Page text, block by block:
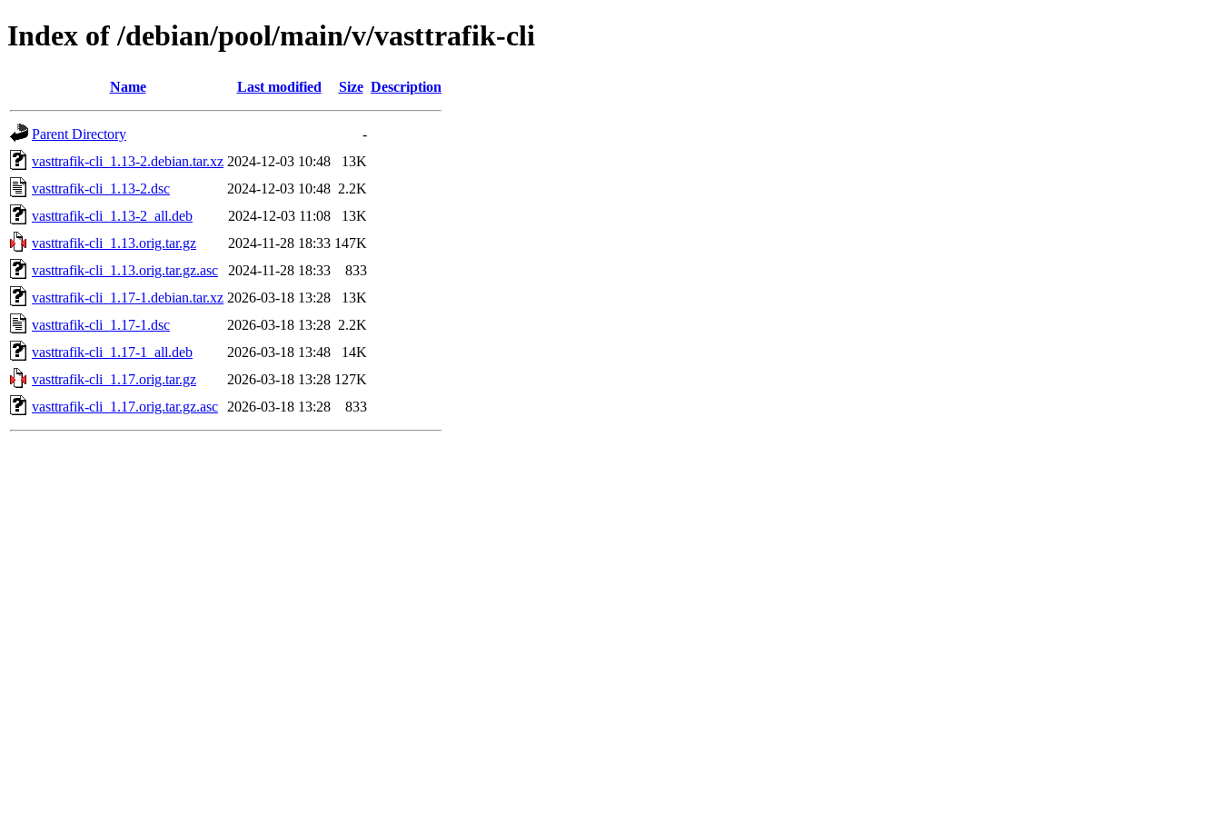
Index of /debian/pool/main/v/vasttrafik-cli
Name Last modified Size Description
Parent Directory
-
vasttrafik-cli_1.13-2.debian.tar.xz 2024-12-03 10:48
13K
vasttrafik-cli_1.13-2.dsc
2024-12-03 10:48 2.2K
vasttrafik-cli_1.13-2_all.deb
2024-12-03 11:08
13K
vasttrafik-cli_1.13.orig.tar.gz
2024-11-28 18:33 147K
vasttrafik-cli_1.13.orig.tar.gz.asc
2024-11-28 18:33
833
vasttrafik-cli_1.17-1.debian.tar.xz 2026-03-18 13:28
13K
vasttrafik-cli_1.17-1.dsc
2026-03-18 13:28 2.2K
vasttrafik-cli_1.17-1_all.deb
2026-03-18 13:48
14K
vasttrafik-cli_1.17.orig.tar.gz
2026-03-18 13:28 127K
vasttrafik-cli_1.17.orig.tar.gz.asc
2026-03-18 13:28 833